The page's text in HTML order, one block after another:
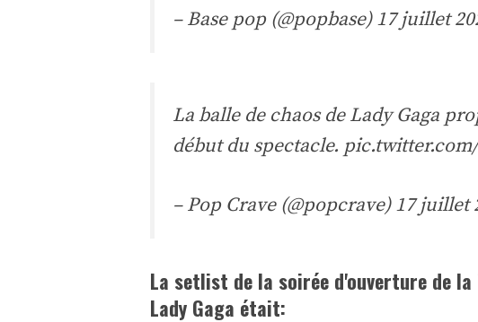
– Base pop (@popbase)17 juillet
La balle de chaos de Lady Gaga
début du spectacle.
– Pop Crave (@popcrave)17 juillet
La setlist de la soirée d'ouverture de la
Lady Gaga était: